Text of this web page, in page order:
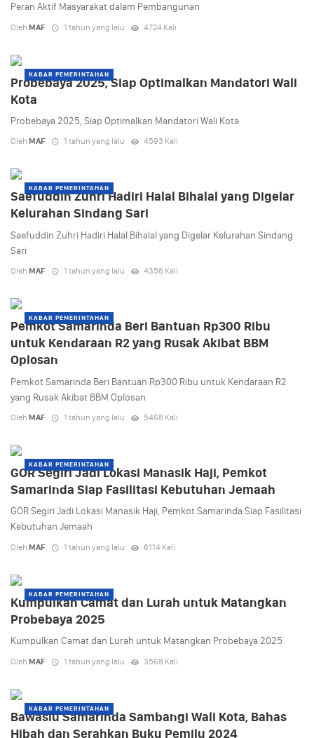
Peran Aktif Masyarakat dalam Pembangunan
Oleh MAF 1 tahun yang lalu 4724 Kali
KABAR PEMERINTAHAN
Probebaya 2025, Siap Optimalkan Mandatori Wali
Kota
Probebaya 2025, Siap Optimalkan Mandatori Wali Kota
Oleh MAF 1 tahun yang lalu 4593 Kali
KABAR PEMERINTAHAN
Saefuddin Zuhri Hadiri Halal Bihalal yang Digelar
Kelurahan Sindang Sari
Saefuddin Zuhri Hadiri Halal Bihalal yang Digelar Kelurahan Sindang
Sari
Oleh MAF 1 tahun yang lalu 4356 Kali
KABAR PEMERINTAHAN
Pemkot Samarinda Beri Bantuan Rp300 Ribu
untuk Kendaraan R2 yang Rusak Akibat BBM
Oplosan
Pemkot Samarinda Beri Bantuan Rp300 Ribu untuk Kendaraan R2
yang Rusak Akibat BBM Oplosan
Oleh MAF 1 tahun yang lalu 5468 Kali
KABAR PEMERINTAHAN
GOR Segiri Jadi Lokasi Manasik Haji, Pemkot
Samarinda Siap Fasilitasi Kebutuhan Jemaah
GOR Segiri Jadi Lokasi Manasik Haji, Pemkot Samarinda Siap Fasilitasi
Kebutuhan Jemaah
Oleh MAF 1 tahun yang lalu 6114 Kali
KABAR PEMERINTAHAN
Kumpulkan Camat dan Lurah untuk Matangkan
Probebaya 2025
Kumpulkan Camat dan Lurah untuk Matangkan Probebaya 2025
Oleh MAF 1 tahun yang lalu 3568 Kali
KABAR PEMERINTAHAN
Bawaslu Samarinda Sambangi Wali Kota, Bahas
Hibah dan Serahkan Buku Pemilu 2024